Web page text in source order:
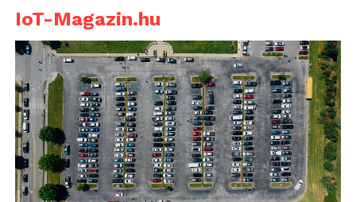
IoT-Magazin.hu